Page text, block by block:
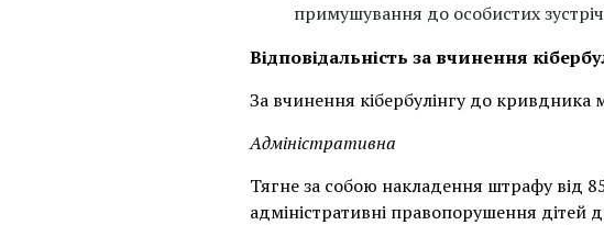
примушування до особистих
Відповідальність за вчинення
За вчинення кібербулінгу до кривдника
Адміністративна
Тягне за собою накладення штрафу від
адміністративні правопорушення дітей